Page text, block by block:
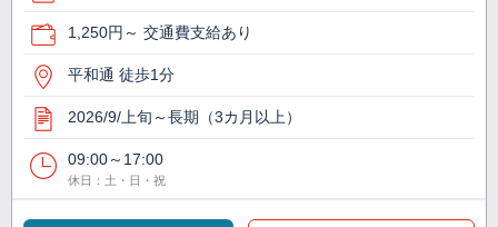
1,250円～ 交通費支給あり
平和通 徒歩1分
2026/9/上旬～長期（3カ月以上）
09:00～17:00
休日：土・日・祝